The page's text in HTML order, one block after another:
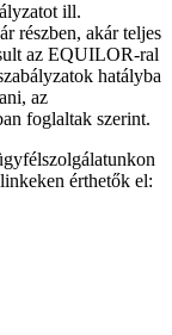
ill.
részben, akár teljes
az EQUILOR-ral
hatályba
az
foglaltak szerint.
érthetők el: